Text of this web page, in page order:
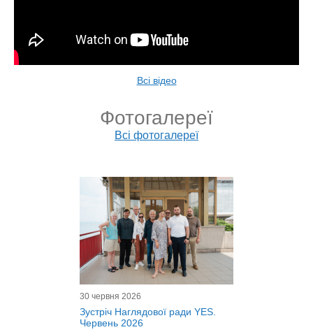
Всі відео
Фотогалереї
Всі фотогалереї
30 червня 2026
Зустріч Наглядової ради YES.
Червень 2026